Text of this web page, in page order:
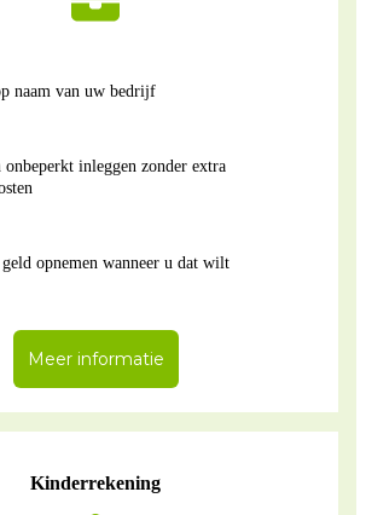
naam van uw bedrijf
inleggen zonder extra
opnemen wanneer u dat wilt
Meer informatie
Kinderrekening